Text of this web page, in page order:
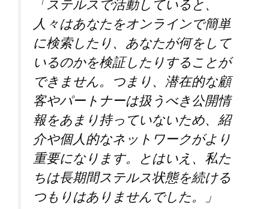
「ステルスで活動していると、
人々はあなたをオンラインで簡単
に検索したり、あなたが何をして
いるのかを検証したりすることが
できません。つまり、潜在的な顧
客やパートナーは扱うべき公開情
報をあまり持っていないため、紹
介や個人的なネットワークがより
重要になります。とはいえ、私た
ちは長期間ステルス状態を続ける
つもりはありませんでした。」